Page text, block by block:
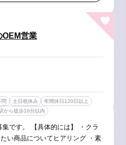
OEM営業
問 土日祝休み
年間休日120日以上
から徒歩10分以内
には】 ・クラ
い商品についてヒアリング ・素